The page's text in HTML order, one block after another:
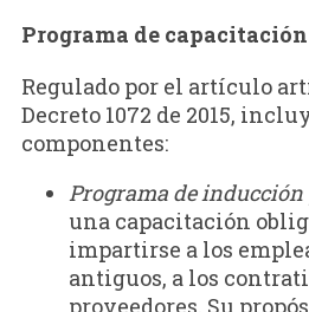
Programa de capacitación
Regulado por el artículo
Decreto 1072 de 2015,
componentes:
Programa de
una capacitación
impartirse a los
antiguos, a los
proveedores. Su